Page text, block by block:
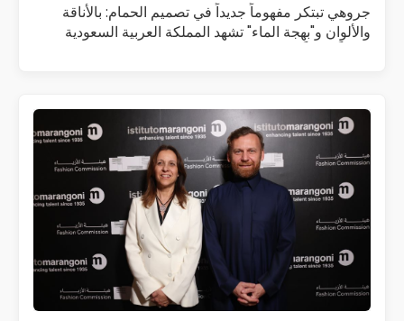
جروهي تبتكر مفهوماً جديداً في تصميم الحمام: بالأناقة
والألوان و"بهجة الماء" تشهد المملكة العربية السعودية